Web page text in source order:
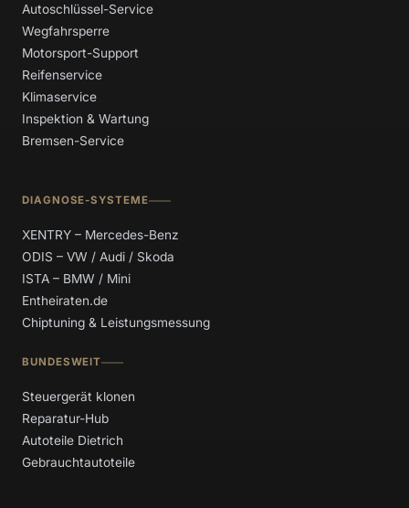
Autoschlüssel-Service
Wegfahrsperre
Motorsport-Support
Reifenservice
Klimaservice
Inspektion & Wartung
Bremsen-Service
DIAGNOSE-SYSTEME
XENTRY – Mercedes-Benz
ODIS – VW / Audi / Skoda
ISTA – BMW / Mini
Entheiraten.de
Chiptuning & Leistungsmessung
BUNDESWEIT
Steuergerät klonen
Reparatur-Hub
Autoteile Dietrich
Gebrauchtautoteile